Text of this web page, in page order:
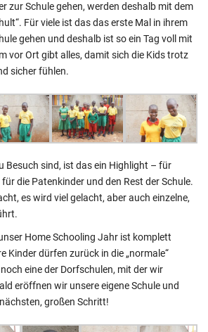
zur Schule gehen, werden deshalb mit dem
Für viele ist das das erste Mal in ihrem
gehen und deshalb ist so ein Tag voll mit
vor Ort gibt alles, damit sich die Kids trotz
sicher fühlen.
Besuch sind, ist das ein Highlight – für
die Patenkinder und den Rest der Schule.
es wird viel gelacht, aber auch einzelne,
Home Schooling Jahr ist komplett
Kinder dürfen zurück in die „normale“
eine der Dorfschulen, mit der wir
eröffnen wir unsere eigene Schule und
großen Schritt!